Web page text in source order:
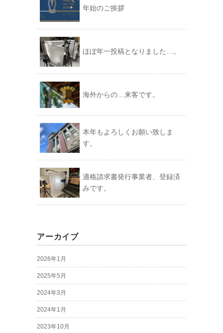
年始のご挨拶
ほぼ年一投稿となりました…。
海外からの…来客です。
本年もよろしくお願い致しま
す。
適格請求書発行事業者、登録済
みです。
アーカイブ
2026年1月
2025年5月
2024年3月
2024年1月
2023年10月